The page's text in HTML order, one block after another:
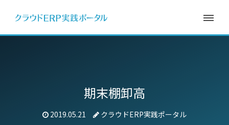
期末棚卸高
2019.05.21 クラウドERP実践ポータル